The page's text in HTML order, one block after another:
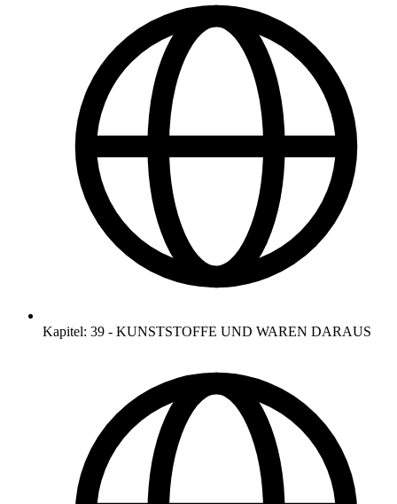
Kapitel: 39 - KUNSTSTOFFE UND WAREN DARAUS